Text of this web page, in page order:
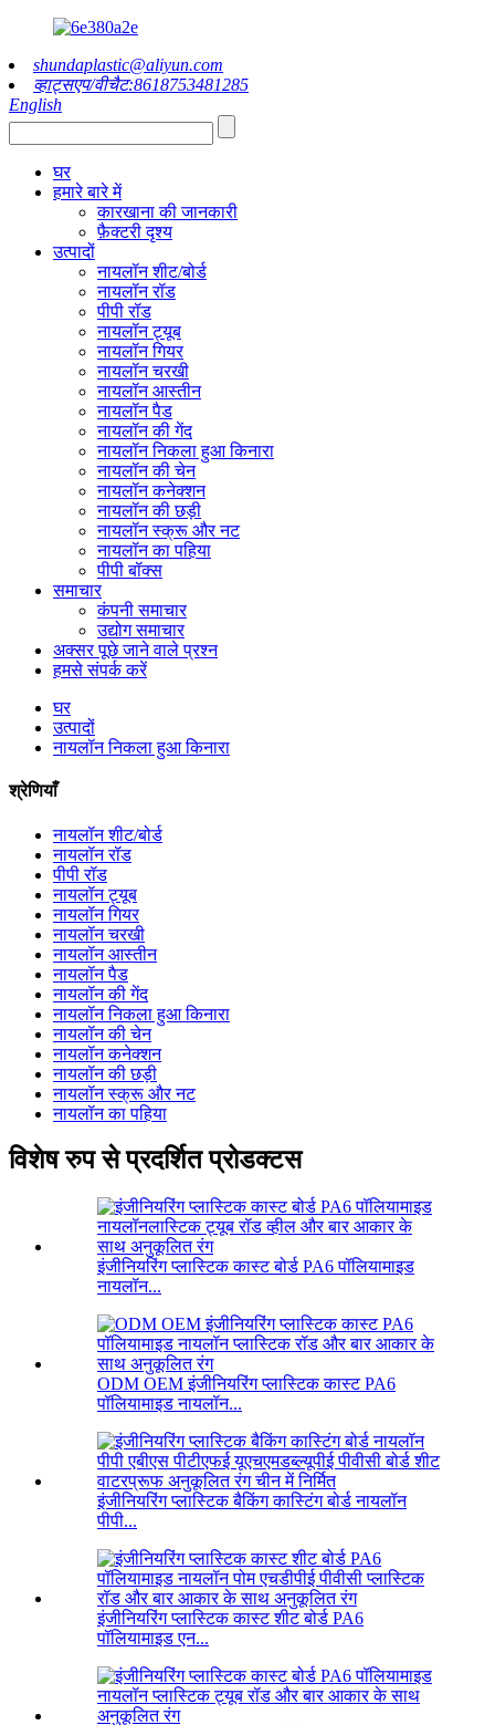
shundaplastic@aliyun.com
व्हाट्सएप/वीचैट:8618753481285
English
घर
हमारे बारे में
कारखाना की जानकारी
फ़ैक्टरी दृश्य
उत्पादों
नायलॉन शीट/बोर्ड
नायलॉन रॉड
पीपी रॉड
नायलॉन ट्यूब
नायलॉन गियर
नायलॉन चरखी
नायलॉन आस्तीन
नायलॉन पैड
नायलॉन की गेंद
नायलॉन निकला हुआ किनारा
नायलॉन की चेन
नायलॉन कनेक्शन
नायलॉन की छड़ी
नायलॉन स्क्रू और नट
नायलॉन का पहिया
पीपी बॉक्स
समाचार
कंपनी समाचार
उद्योग समाचार
अक्सर पूछे जाने वाले प्रश्न
हमसे संपर्क करें
घर
उत्पादों
नायलॉन निकला हुआ किनारा
श्रेणियाँ
नायलॉन शीट/बोर्ड
नायलॉन रॉड
पीपी रॉड
नायलॉन ट्यूब
नायलॉन गियर
नायलॉन चरखी
नायलॉन आस्तीन
नायलॉन पैड
नायलॉन की गेंद
नायलॉन निकला हुआ किनारा
नायलॉन की चेन
नायलॉन कनेक्शन
नायलॉन की छड़ी
नायलॉन स्क्रू और नट
नायलॉन का पहिया
विशेष रुप से प्रदर्शित प्रोडक्टस
इंजीनियरिंग प्लास्टिक कास्ट बोर्ड PA6 पॉलियामाइड
नायलॉन...
ODM OEM इंजीनियरिंग प्लास्टिक कास्ट PA6
पॉलियामाइड नायलॉन...
इंजीनियरिंग प्लास्टिक बैकिंग कास्टिंग बोर्ड नायलॉन
पीपी...
इंजीनियरिंग प्लास्टिक कास्ट शीट बोर्ड PA6
पॉलियामाइड एन...